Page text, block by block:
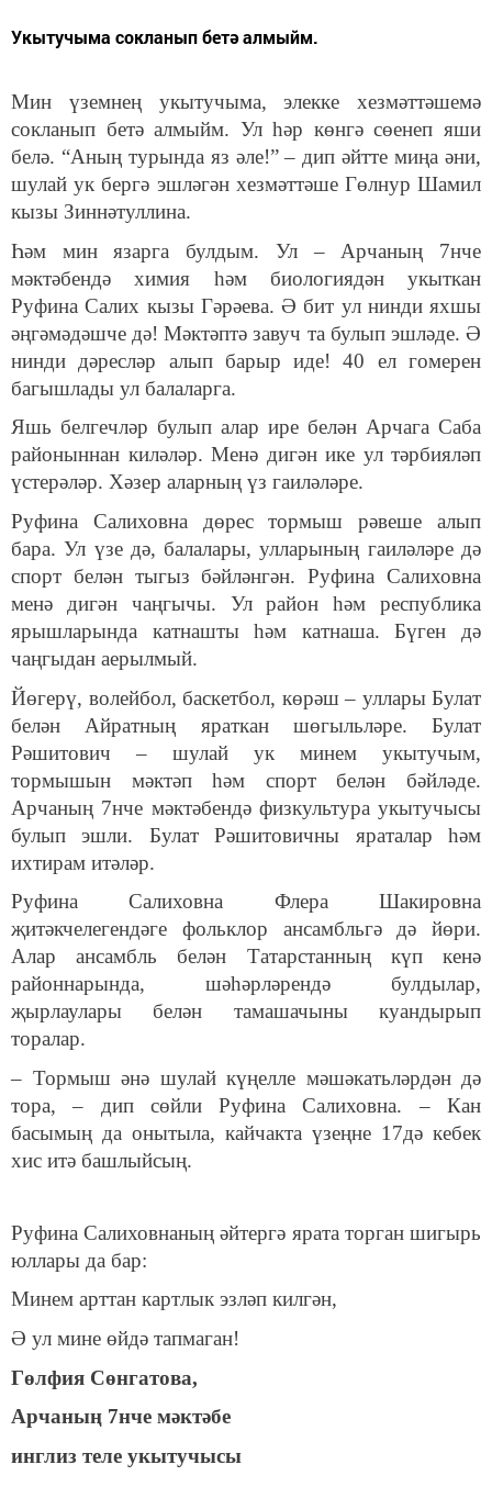
Укытучыма сокланып бетә алмыйм.
Мин үземнең укытучыма, элекке хезмәттәшемә
сокланып бетә алмыйм. Ул һәр көнгә сөенеп яши
белә. “Аның турында яз әле!” – дип әйтте миңа әни,
шулай ук бергә эшләгән хезмәттәше Гөлнур Шамил
кызы Зиннәтуллина.
Һәм мин язарга булдым. Ул – Арчаның 7нче
мәктәбендә химия һәм биологиядән укыткан
Руфина Салих кызы Гәрәева. Ә бит ул нинди яхшы
әңгәмәдәшче дә! Мәктәптә завуч та булып эшләде. Ә
нинди дәресләр алып барыр иде! 40 ел гомерен
багышлады ул балаларга.
Яшь белгечләр булып алар ире белән Арчага Саба
районыннан киләләр. Менә дигән ике ул тәрбияләп
үстерәләр. Хәзер аларның үз гаиләләре.
Руфина Салиховна дөрес тормыш рәвеше алып
бара. Ул үзе дә, балалары, улларының гаиләләре дә
спорт белән тыгыз бәйләнгән. Руфина Салиховна
менә дигән чаңгычы. Ул район һәм республика
ярышларында катнашты һәм катнаша. Бүген дә
чаңгыдан аерылмый.
Йөгерү, волейбол, баскетбол, көрәш – уллары Булат
белән Айратның яраткан шөгыльләре. Булат
Рәшитович – шулай ук минем укытучым,
тормышын мәктәп һәм спорт белән бәйләде.
Арчаның 7нче мәктәбендә физкультура укытучысы
булып эшли. Булат Рәшитовичны яраталар һәм
ихтирам итәләр.
Руфина Салиховна Флера Шакировна
җитәкчелегендәге фольклор ансамбльгә дә йөри.
Алар ансамбль белән Татарстанның күп кенә
районнарында, шәһәрләрендә булдылар,
җырлаулары белән тамашачыны куандырып
торалар.
– Тормыш әнә шулай күңелле мәшәкатьләрдән дә
тора, – дип сөйли Руфина Салиховна. – Кан
басымың да онытыла, кайчакта үзеңне 17дә кебек
хис итә башлыйсың.
Руфина Салиховнаның әйтергә ярата торган шигырь
юллары да бар:
Минем арттан картлык эзләп килгән,
Ә ул мине өйдә тапмаган!
Гөлфия Сөнгатова,
Арчаның 7нче мәктәбе
инглиз теле укытучысы